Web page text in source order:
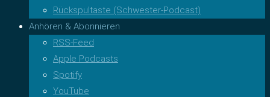
Rückspultaste (Schwester-Podcast)
Anhören & Abonnieren
RSS-Feed
Apple Podcasts
Spotify
YouTube